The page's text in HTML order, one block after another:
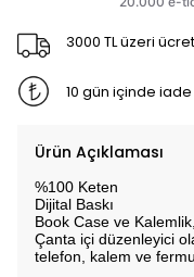
3000 TL üzeri
10 gün içinde
Ürün Açıklaması
%100 Keten
Dijital Baskı
Book Case ve
Çanta içi düzenleyici
telefon, kalem ve